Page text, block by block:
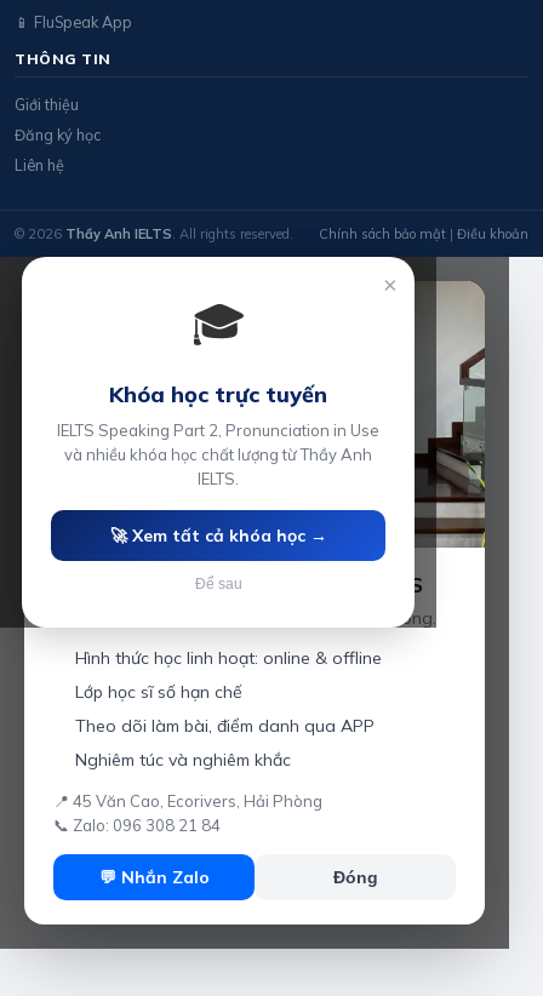
📱 FluSpeak App
THÔNG TIN
Giới thiệu
Đăng ký học
Liên hệ
© 2026 Thầy Anh IELTS . All rights reserved. Chính sách bảo mật | Điều khoản
Luyện thi IELTS cùng Thầy Anh IELTS
Giáo viên hơn 10 năm kinh nghiệm tại Hải Phòng.
Hình thức học linh hoạt: online & offline
Lớp học sĩ số hạn chế
Theo dõi làm bài, điểm danh qua APP
Nghiêm túc và nghiêm khắc
📍 45 Văn Cao, Ecorivers, Hải Phòng
📞 Zalo: 096 308 21 84
💬 Nhắn Zalo Đóng
×
🎓
Khóa học trực tuyến
IELTS Speaking Part 2, Pronunciation in Use
và nhiều khóa học chất lượng từ Thầy Anh
IELTS.
🚀 Xem tất cả khóa học →
Để sau